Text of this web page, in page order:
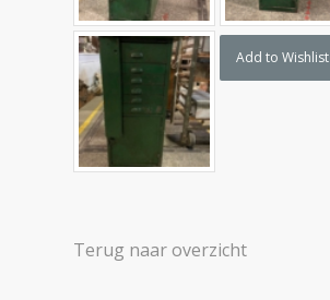
Add to Wishlist
Terug naar overzicht